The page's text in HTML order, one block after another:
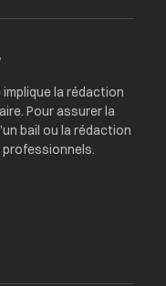
la rédaction
Pour assurer la
bail ou la rédaction